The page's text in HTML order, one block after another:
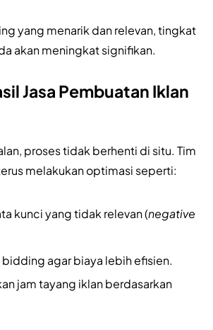
yang menarik dan relevan, tingkat
akan meningkat signifikan.
Jasa Pembuatan Iklan
proses tidak berhenti di situ. Tim
melakukan optimasi seperti:
kunci yang tidak relevan (negative
bidding agar biaya lebih efisien.
jam tayang iklan berdasarkan